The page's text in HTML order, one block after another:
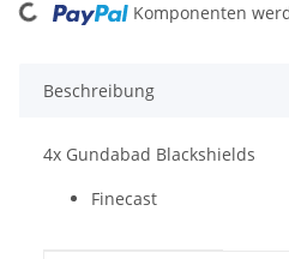
Loading... Komponenten
Beschreibung
4x Gundabad Blackshields
Finecast